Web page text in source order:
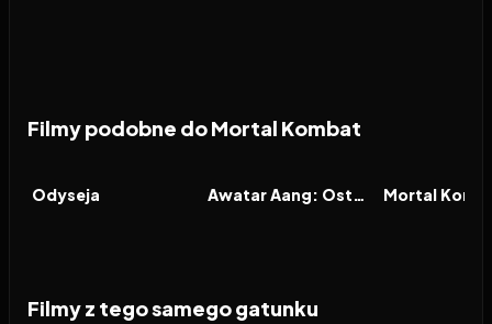
Filmy podobne do Mortal Kombat
FILM
Odyseja FILM Awatar Aang: Ostatni władca wiatru FILM
Mortal
Filmy z tego samego gatunku